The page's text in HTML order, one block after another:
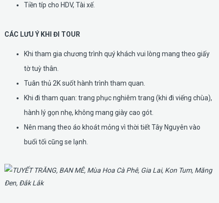
Tiền típ cho HDV, Tài xế.
CÁC LƯU Ý KHI ĐI TOUR
Khi tham gia chương trình quý khách vui lòng mang theo giấy
tờ tuỳ thân.
Tuân thủ 2K suốt hành trình tham quan.
Khi đi tham quan: trang phục nghiêm trang (khi đi viếng chùa),
hành lý gọn nhẹ, không mang giày cao gót.
Nên mang theo áo khoát mỏng vì thời tiết Tây Nguyên vào
buổi tối cũng se lạnh.